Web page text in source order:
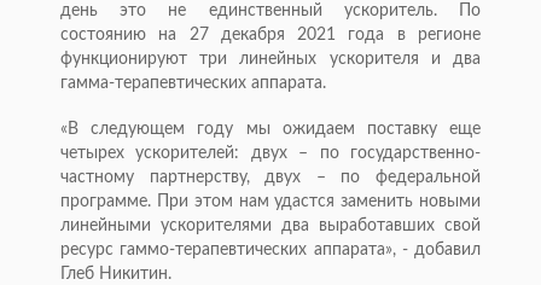
день это не единственный ускоритель. По
состоянию на 27 декабря 2021 года в регионе
функционируют три линейных ускорителя и два
гамма-терапевтических аппарата.
«В следующем году мы ожидаем поставку еще
четырех ускорителей: двух – по государственно-
частному партнерству, двух – по федеральной
программе. При этом нам удастся заменить новыми
линейными ускорителями два выработавших свой
ресурс гаммо-терапевтических аппарата», - добавил
Глеб Никитин.